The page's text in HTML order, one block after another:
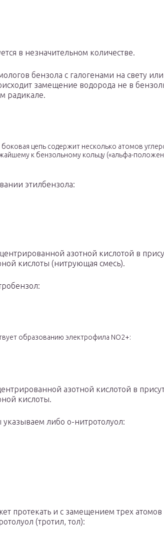
в незначительном количестве.
бензола с галогенами на свету
замещение водорода не в
радикале.
цепь содержит несколько атомов
к бензольному кольцу («альфа-
этилбензола:
азотной кислотой в
кислоты (нитрующая смесь).
образованию электрофила NO2+:
азотной кислотой в
кислоты.
либо о-нитротолуол:
протекать и с замещением трех
(тротил, тол):